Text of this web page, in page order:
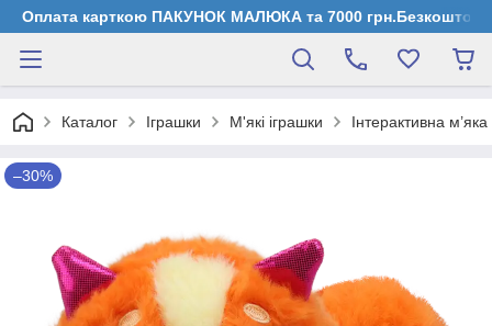
Оплата карткою ПАКУНОК МАЛЮКА та 7000 грн.Безкоштовна
Каталог Іграшки М'які іграшки Інтерактивна
–30%